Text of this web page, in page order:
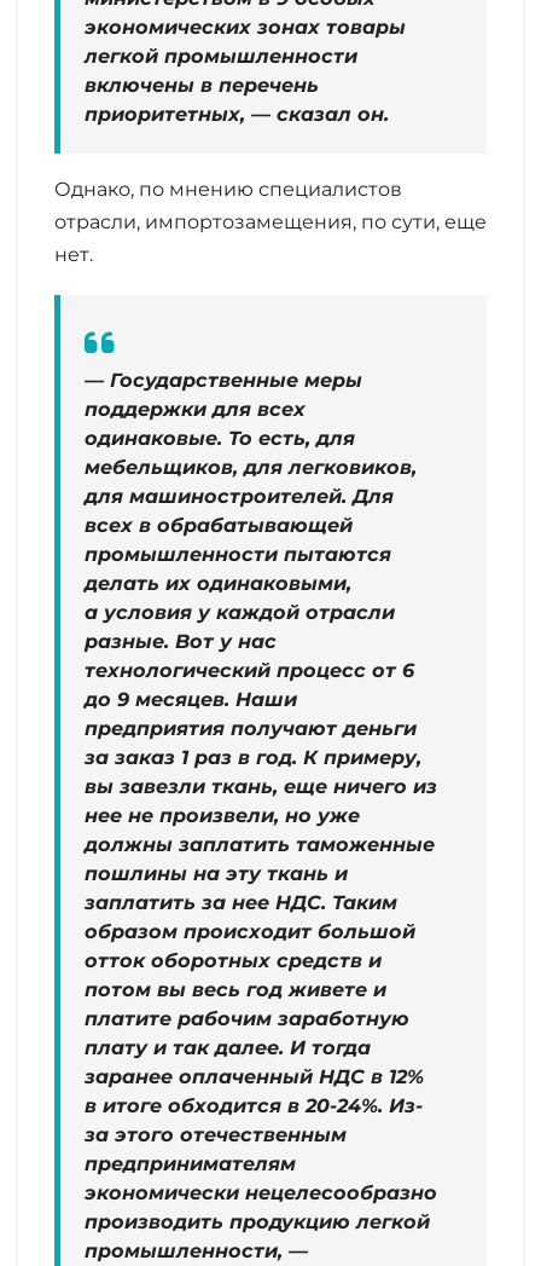
экономических зонах товары
легкой промышленности
включены в перечень
приоритетных, — сказал он.
Однако, по мнению специалистов
отрасли, импортозамещения, по сути, еще
нет.
— Государственные меры
поддержки для всех
одинаковые. То есть, для
мебельщиков, для легковиков,
для машиностроителей. Для
всех в обрабатывающей
промышленности пытаются
делать их одинаковыми,
а условия у каждой отрасли
разные. Вот у нас
технологический процесс от 6
до 9 месяцев. Наши
предприятия получают деньги
за заказ 1 раз в год. К примеру,
вы завезли ткань, еще ничего из
нее не произвели, но уже
должны заплатить таможенные
пошлины на эту ткань и
заплатить за нее НДС. Таким
образом происходит большой
отток оборотных средств и
потом вы весь год живете и
платите рабочим заработную
плату и так далее. И тогда
заранее оплаченный НДС в 12%
в итоге обходится в 20-24%. Из-
за этого отечественным
предпринимателям
экономически нецелесообразно
производить продукцию легкой
промышленности, —